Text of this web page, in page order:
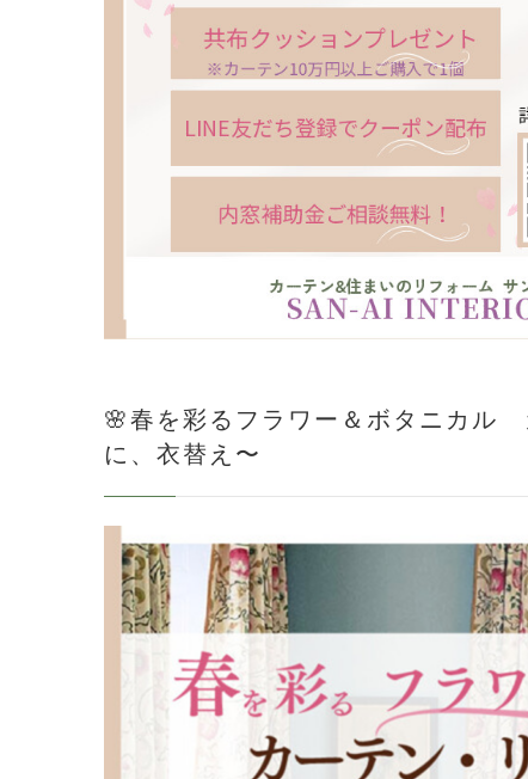
🌸春を彩るフラワー＆ボタニカル
に、衣替え〜